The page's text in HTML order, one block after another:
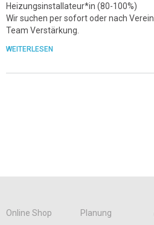
Heizungsinstallateur*in (80-100%)
Wir suchen per sofort oder nach
Team Verstärkung.
WEITERLESEN
Online Shop
Planung